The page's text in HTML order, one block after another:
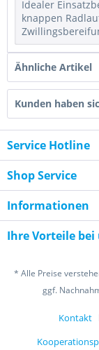
Idealer
knappen
Ähnliche Artikel
Kunden haben
Service Hotline
Shop Service
Informationen
Ihre Vorteile bei
* Alle Preise
ggf.
Kontakt